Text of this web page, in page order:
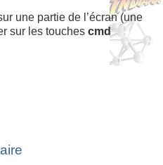
une partie de l’écran (une
sur les touches cmd